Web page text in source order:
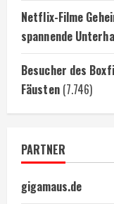
Netflix-Filme
spannende
Besucher des
Fäusten (7.746)
PARTNER
gigamaus.de